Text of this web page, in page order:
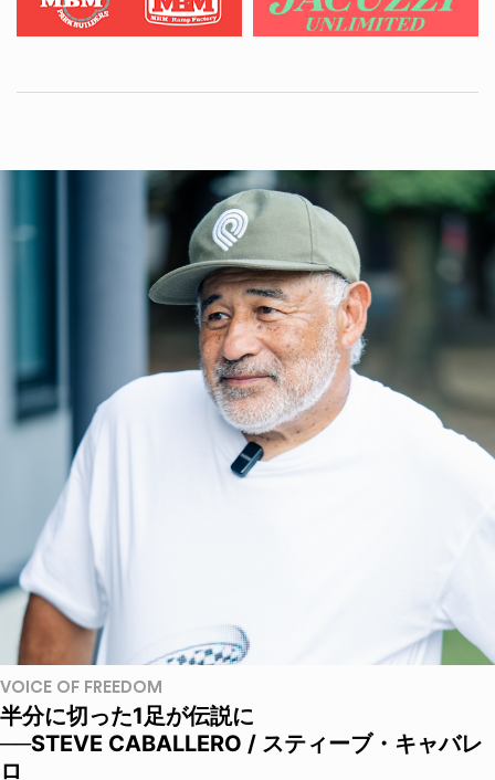
VOICE OF FREEDOM
半分に切った1足が伝説に
──STEVE CABALLERO / スティーブ・キャバレ
ロ